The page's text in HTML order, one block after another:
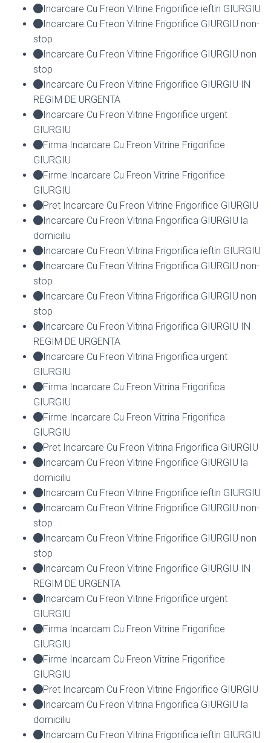
Incarcare Cu Freon Vitrine Frigorifice ieftin GIURGIU
Incarcare Cu Freon Vitrine Frigorifice GIURGIU non-
stop
Incarcare Cu Freon Vitrine Frigorifice GIURGIU non
stop
Incarcare Cu Freon Vitrine Frigorifice GIURGIU IN
REGIM DE URGENTA
Incarcare Cu Freon Vitrine Frigorifice urgent
GIURGIU
Firma Incarcare Cu Freon Vitrine Frigorifice
GIURGIU
Firme Incarcare Cu Freon Vitrine Frigorifice
GIURGIU
Pret Incarcare Cu Freon Vitrine Frigorifice GIURGIU
Incarcare Cu Freon Vitrina Frigorifica GIURGIU la
domiciliu
Incarcare Cu Freon Vitrina Frigorifica ieftin GIURGIU
Incarcare Cu Freon Vitrina Frigorifica GIURGIU non-
stop
Incarcare Cu Freon Vitrina Frigorifica GIURGIU non
stop
Incarcare Cu Freon Vitrina Frigorifica GIURGIU IN
REGIM DE URGENTA
Incarcare Cu Freon Vitrina Frigorifica urgent
GIURGIU
Firma Incarcare Cu Freon Vitrina Frigorifica
GIURGIU
Firme Incarcare Cu Freon Vitrina Frigorifica
GIURGIU
Pret Incarcare Cu Freon Vitrina Frigorifica GIURGIU
Incarcam Cu Freon Vitrine Frigorifice GIURGIU la
domiciliu
Incarcam Cu Freon Vitrine Frigorifice ieftin GIURGIU
Incarcam Cu Freon Vitrine Frigorifice GIURGIU non-
stop
Incarcam Cu Freon Vitrine Frigorifice GIURGIU non
stop
Incarcam Cu Freon Vitrine Frigorifice GIURGIU IN
REGIM DE URGENTA
Incarcam Cu Freon Vitrine Frigorifice urgent
GIURGIU
Firma Incarcam Cu Freon Vitrine Frigorifice
GIURGIU
Firme Incarcam Cu Freon Vitrine Frigorifice
GIURGIU
Pret Incarcam Cu Freon Vitrine Frigorifice GIURGIU
Incarcam Cu Freon Vitrina Frigorifica GIURGIU la
domiciliu
Incarcam Cu Freon Vitrina Frigorifica ieftin GIURGIU